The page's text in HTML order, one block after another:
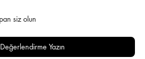
siz olun
Değerlendirme Yazın